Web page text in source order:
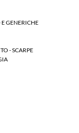
GENERICHE
- SCARPE